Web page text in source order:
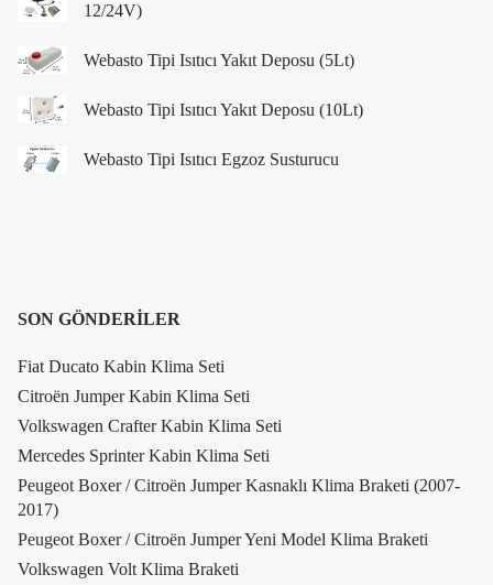
12/24V)
Webasto Tipi Isıtıcı Yakıt Deposu (5Lt)
Webasto Tipi Isıtıcı Yakıt Deposu (10Lt)
Webasto Tipi Isıtıcı Egzoz Susturucu
SON GÖNDERILER
Fiat Ducato Kabin Klima Seti
Citroën Jumper Kabin Klima Seti
Volkswagen Crafter Kabin Klima Seti
Mercedes Sprinter Kabin Klima Seti
Peugeot Boxer / Citroën Jumper Kasnaklı Klima Braketi (2007-
2017)
Peugeot Boxer / Citroën Jumper Yeni Model Klima Braketi
Volkswagen Volt Klima Braketi